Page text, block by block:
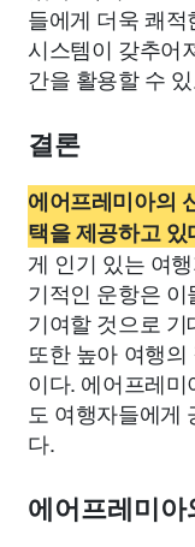
들에게 더욱 쾌
시스템이 갖추어
간을 활용할 수
결론
에어프레미아의
택을 제공하고 있
게 인기 있는 여
기적인 운항은
기여할 것으로
또한 높아 여행
이다. 에어프레
도 여행자들에게
다.
에어프레미